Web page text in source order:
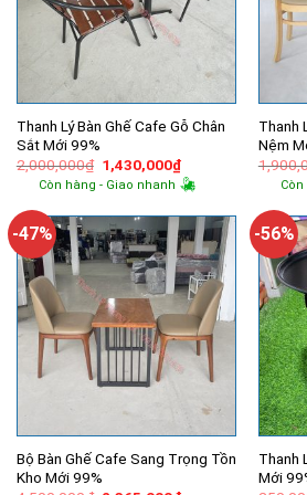
Thanh Lý Bàn Ghế Cafe Gỗ Chân
Sắt Mới 99%
2,000,000₫ Giá
gốc
là:
1,430,000₫Giá
hiện
tại
1,430,000₫.
Còn hàng - Giao nhanh
Thanh
Nệm
-47%
Bộ Bàn Ghế Cafe Sang Trọng Tồn
Kho Mới 99%
-56%
Thanh
Mới